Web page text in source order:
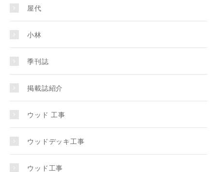
屋代
小林
季刊誌
掲載誌紹介
ウッド 工事
ウッドデッキ工事
ウッド工事